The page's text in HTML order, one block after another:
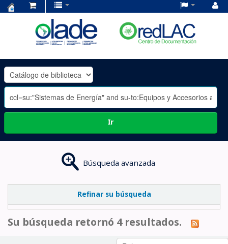
OLADE
-
Ir
Búsqueda avanzada
Refinar su búsqueda
Su búsqueda retornó 4 resultados.